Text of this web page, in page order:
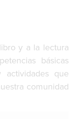
i
o
n
y a la lectura
básicas
que
comunidad